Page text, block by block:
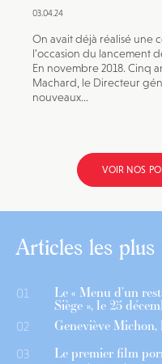
03.04.24
On avait déjà réalisé une
l’occasion du lancement
En novembre 2018. Cinq
Machard, le Directeur
nouveaux...
VOIR NOS
Articles les plus
01 Le « Menu d’un
Siège », le 25
02 Geneviève Michon,
03 Le premier film